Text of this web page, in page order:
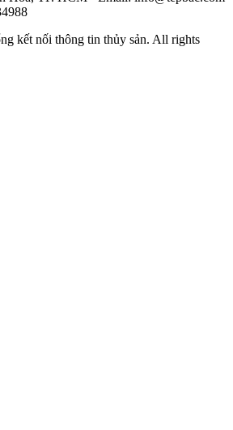
kết nối thông tin thủy sản. All rights